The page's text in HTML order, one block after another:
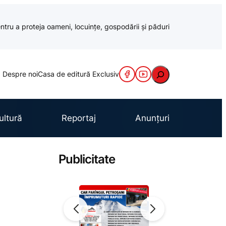
a proteja oameni, locuințe, gospodării și păduri
Despre noiCasa de editură Exclusiv Caută
Reportaj Anunțuri
Publicitate